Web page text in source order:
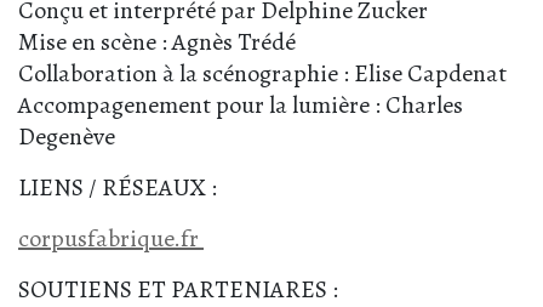
Conçu et interprété par Delphine Zucker
Mise en scène : Agnès Trédé
Collaboration à la scénographie : Elise Capdenat
Accompagenement pour la lumière : Charles
Degenève
LIENS / RÉSEAUX :
corpusfabrique.fr
SOUTIENS ET PARTENIARES :